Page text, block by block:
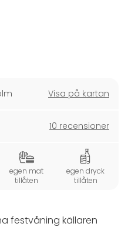
Visa på kartan
10 recensioner
egen mat
tillåten
egen dryck
tillåten
festvåning källaren